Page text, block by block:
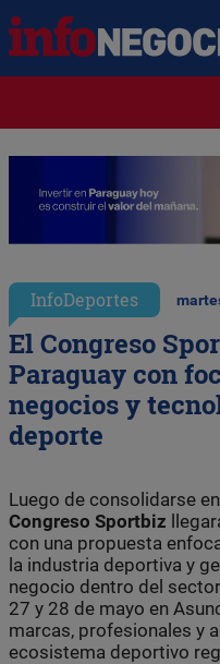
InfoDeportes
El Congreso
Paraguay con
negocios y
deporte
Luego de consolidarse
Congreso Sportbiz
con una propuesta
la industria deportiva y
negocio dentro del
27 y 28 de mayo en
marcas, profesionales y
ecosistema deportivo